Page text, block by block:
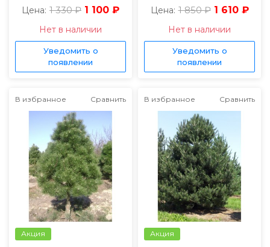
Цена: 1 330 ₽ 1 100 ₽
Нет в наличии
Уведомить о
появлении
Цена: 1 850 ₽ 1 610 ₽
Нет в наличии
Уведомить о
появлении
В избранное Сравнить
Акция
В избранное Сравнить
Акция